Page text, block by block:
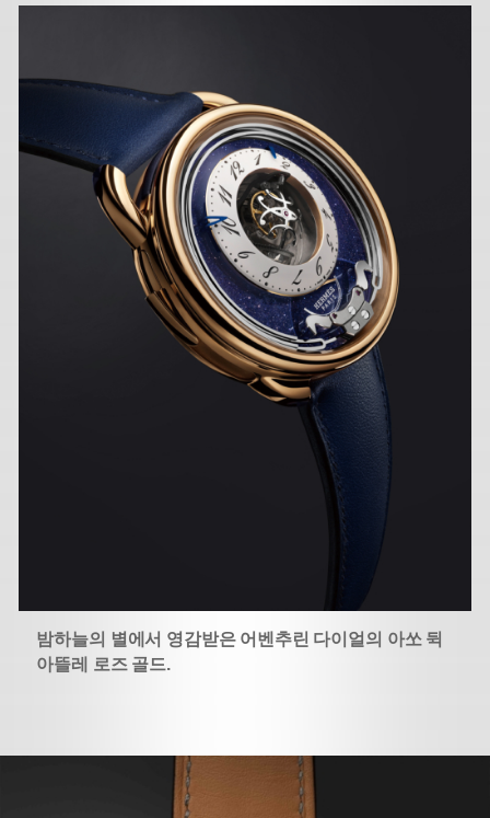
밤하늘의 별에서 영감받은 어벤추린 다이얼의 아쏘 뒥
아뜰레 로즈 골드.